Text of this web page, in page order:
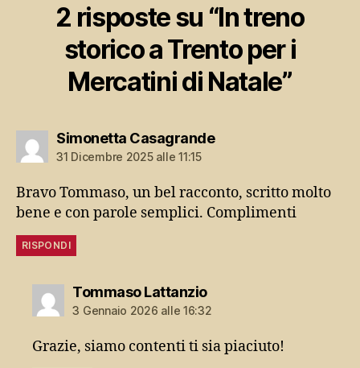
2 risposte su “In treno
storico a Trento per i
Mercatini di Natale”
Simonetta Casagrandedice:
31 Dicembre 2025 alle 11:15
Bravo Tommaso, un bel racconto, scritto molto
bene e con parole semplici. Complimenti
RISPONDI
Tommaso Lattanziodice:
3 Gennaio 2026 alle 16:32
Grazie, siamo contenti ti sia piaciuto!